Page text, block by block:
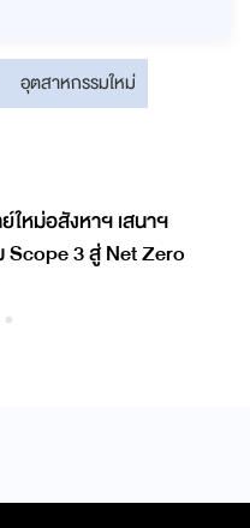
อุตสาหกรรมใหม่
หม่อสังหาฯ เสนาฯ
Scope 3 สู่ Net Zero